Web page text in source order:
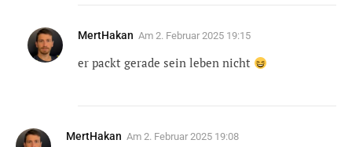
MertHakan Am 2. Februar 2025 19:15
er packt gerade sein leben nicht
MertHakan Am 2. Februar 2025 19:08